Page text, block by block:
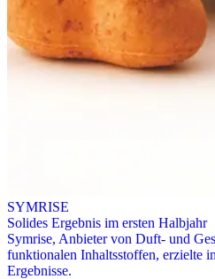
SYMRISE
Solides Ergebnis im ersten Halbjahr
Symrise, Anbieter von Duft- und
funktionalen Inhaltsstoffen, erzielte
Ergebnisse.